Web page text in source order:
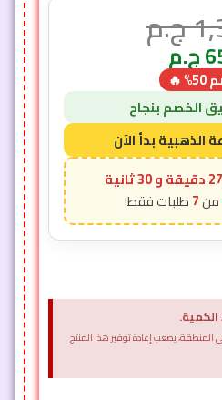
ج.م
ج.م
🔥
27 دقيقة و 26 ثانية
7
يصعب إعادة توفير هذا المنتج